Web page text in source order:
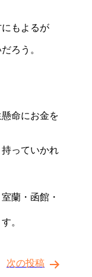
もよるが
ろう。
命にお金を
っていかれ
蘭・函館・
。
次の投稿